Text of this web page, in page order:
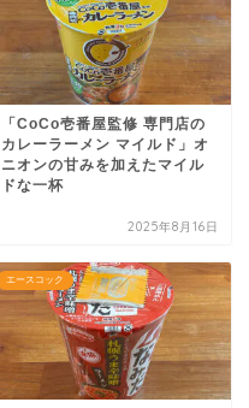
「CoCo壱番屋監修 専門店の
カレーラーメン マイルド」オ
ニオンの甘みを加えたマイル
ドな一杯
2025年8月16日
エースコック